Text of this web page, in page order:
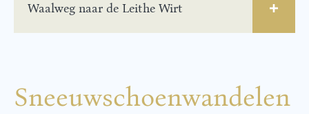
Waalweg naar de Leithe Wirt
Sneeuwschoenwandelen